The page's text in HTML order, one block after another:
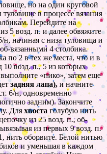
но на один круговой
в процессе вязания
Перейдите на
5 возд. п. и да­лее обвяжите
н, начиная с низа туловища и
вязанными 4 столбика.
по 2 в тех же места, что и в
возд. п., 5 из которых
«пико», затем еще
задняя лапа), и начните
6/н, одно­временно
задним). Закончите
Для хво­ста голубую нить
из 25 возд. п., об­
из первых 9 возд. п.
нить оборви­те. Белой нитью
и уменьшая в каждом